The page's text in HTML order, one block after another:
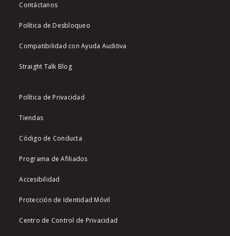
Contáctanos
Política de Desbloqueo
Compatibilidad con Ayuda Auditiva
Straight Talk Blog
Política de Privacidad
Tiendas
Código de Conducta
Programa de Afiliados
Accesibilidad
Protección de Identidad Móvil
Centro de Control de Privacidad